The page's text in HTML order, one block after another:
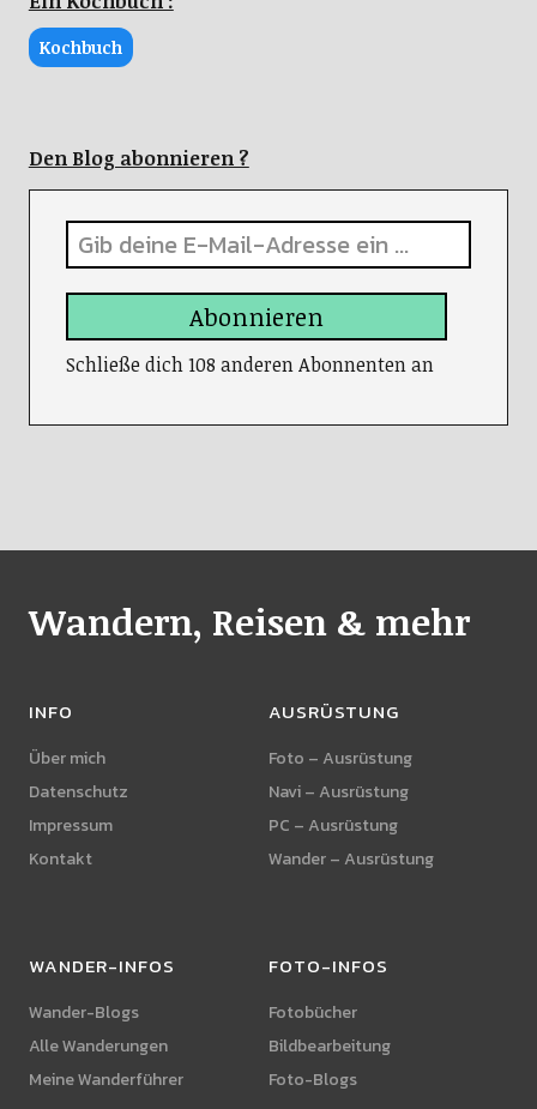
Kochbuch
Den Blog abonnieren ?
Abonnieren
Schließe dich 108 anderen Abonnenten an
Wandern, Reisen & mehr
INFO
Über mich
Datenschutz
Impressum
Kontakt
AUSRÜSTUNG
Foto – Ausrüstung
Navi – Ausrüstung
PC – Ausrüstung
Wander – Ausrüstung
WANDER-INFOS
Wander-Blogs
Alle Wanderungen
Meine Wanderführer
FOTO-INFOS
Fotobücher
Bildbearbeitung
Foto-Blogs